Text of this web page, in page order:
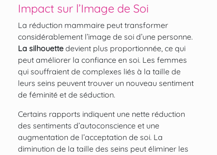
Impact sur l’Image de Soi
La réduction mammaire peut transformer
considérablement l’image de soi d’une personne.
La silhouettedevient plus proportionnée, ce qui
peut améliorer la confiance en soi. Les femmes
qui souffraient de complexes liés à la taille de
leurs seins peuvent trouver un nouveau sentiment
de féminité et de séduction.
Certains rapports indiquent une nette réduction
des sentiments d’autoconscience et une
augmentation de l’acceptation de soi. La
diminution de la taille des seins peut éliminer les